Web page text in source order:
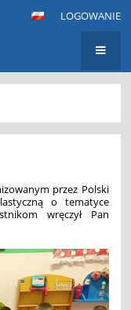
LOGOWANIE
przez Polski
o tematyce
wręczył Pan